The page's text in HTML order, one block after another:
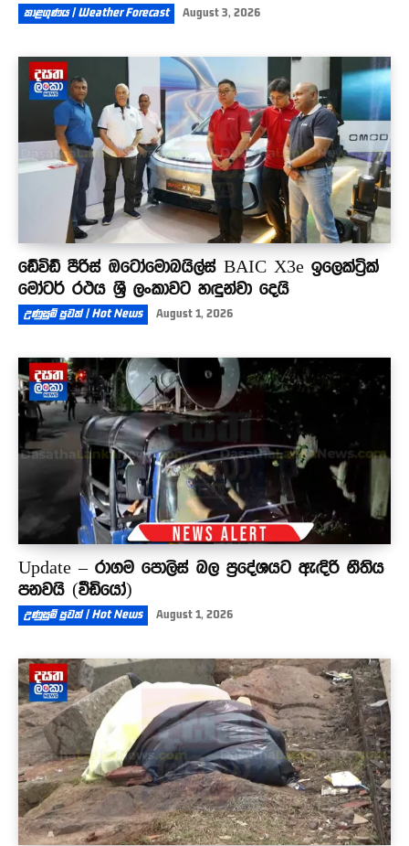
කාළගුණය | Weather Forecast August 3, 2026
ඩේවිඩ් පීරිස් ඔටෝමොබයිල්ස් BAIC X3e ඉලෙක්ට්‍රික්
මෝටර් රථය ශ්‍රී ලංකාවට හඳුන්වා දෙයි
උණුසුම් පුවත් | Hot News August 1, 2026
Update – රාගම පොලිස් බල ප්‍රදේශයට ඇඳිරි නීතිය
පනවයි (වීඩියෝ)
උණුසුම් පුවත් | Hot News August 1, 2026